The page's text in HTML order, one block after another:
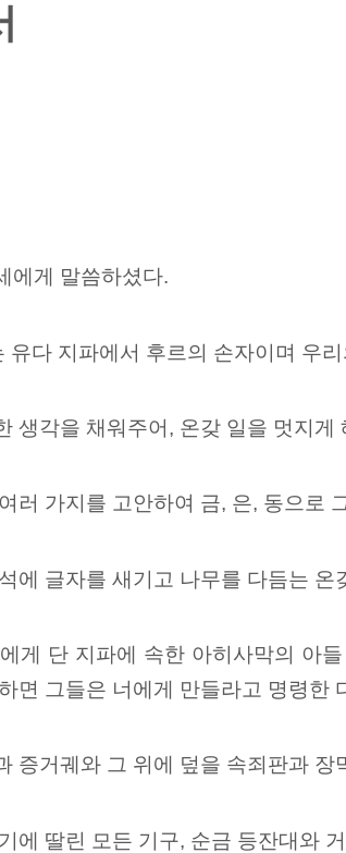
에게 말씀하셨다.
유다 지파에서 후르의 손자이며 우
생각을 채워주어, 온갖 일을 멋지
러 가지를 고안하여 금, 은, 동으로
에 글자를 새기고 나무를 다듬는 온
게 단 지파에 속한 아히사막의 아
면 그들은 너에게 만들라고 명령한
증거궤와 그 위에 덮을 속죄판과 장
에 딸린 모든 기구, 순금 등잔대와